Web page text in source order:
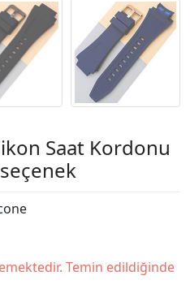
Saat Kordonu
Temin edildiğinde